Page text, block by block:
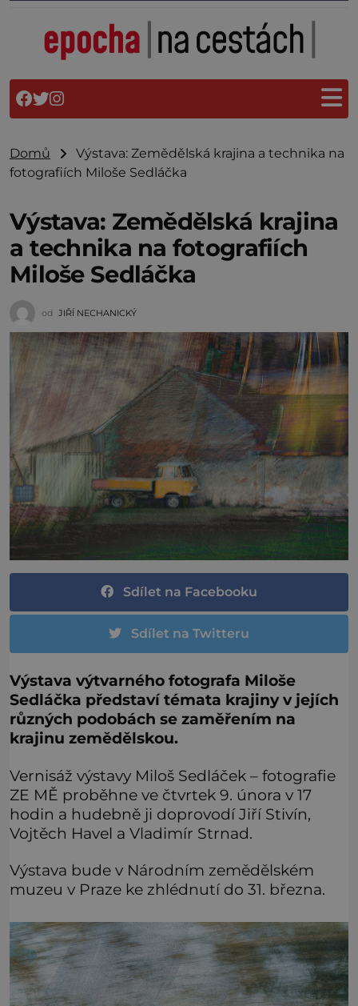
Domů
Výstava: Zemědělská krajina a technika na
fotografiích Miloše Sedláčka
Výstava: Zemědělská krajina
a technika na fotografiích
Miloše Sedláčka
od JIŘÍ NECHANICKÝ
Sdílet na Facebooku
Sdílet na Twitteru
Výstava výtvarného fotografa Miloše
Sedláčka představí témata krajiny v jejích
různých podobách se zaměřením na
krajinu zemědělskou.
Vernisáž výstavy Miloš Sedláček – fotografie
ZE MĚ proběhne ve čtvrtek 9. února v 17
hodin a hudebně ji doprovodí Jiří Stivín,
Vojtěch Havel a Vladimír Strnad.
Výstava bude v Národním zemědělském
muzeu v Praze ke zhlédnutí do 31. března.